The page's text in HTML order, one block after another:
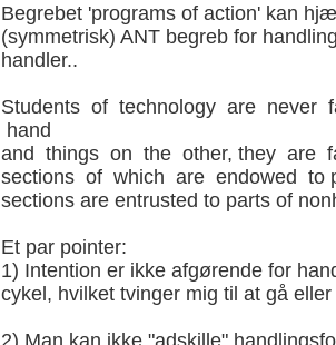
Begrebet 'programs of action' kan
(symmetrisk) ANT begreb for
handler..
Students of technology are never
hand
and things on the other, they are
sections of which are endowed to
sections are entrusted to parts of
Et par pointer:
1) Intention er ikke afgørende for
cykel, hvilket tvinger mig til at gå
2) Man kan ikke "adskille"